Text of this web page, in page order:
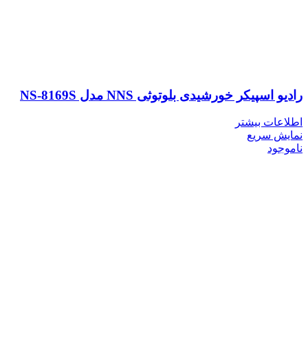
رادیو اسپیکر خورشیدی بلوتوثی NNS مدل NS-8169S
اطلاعات بیشتر
نمایش سریع
ناموجود